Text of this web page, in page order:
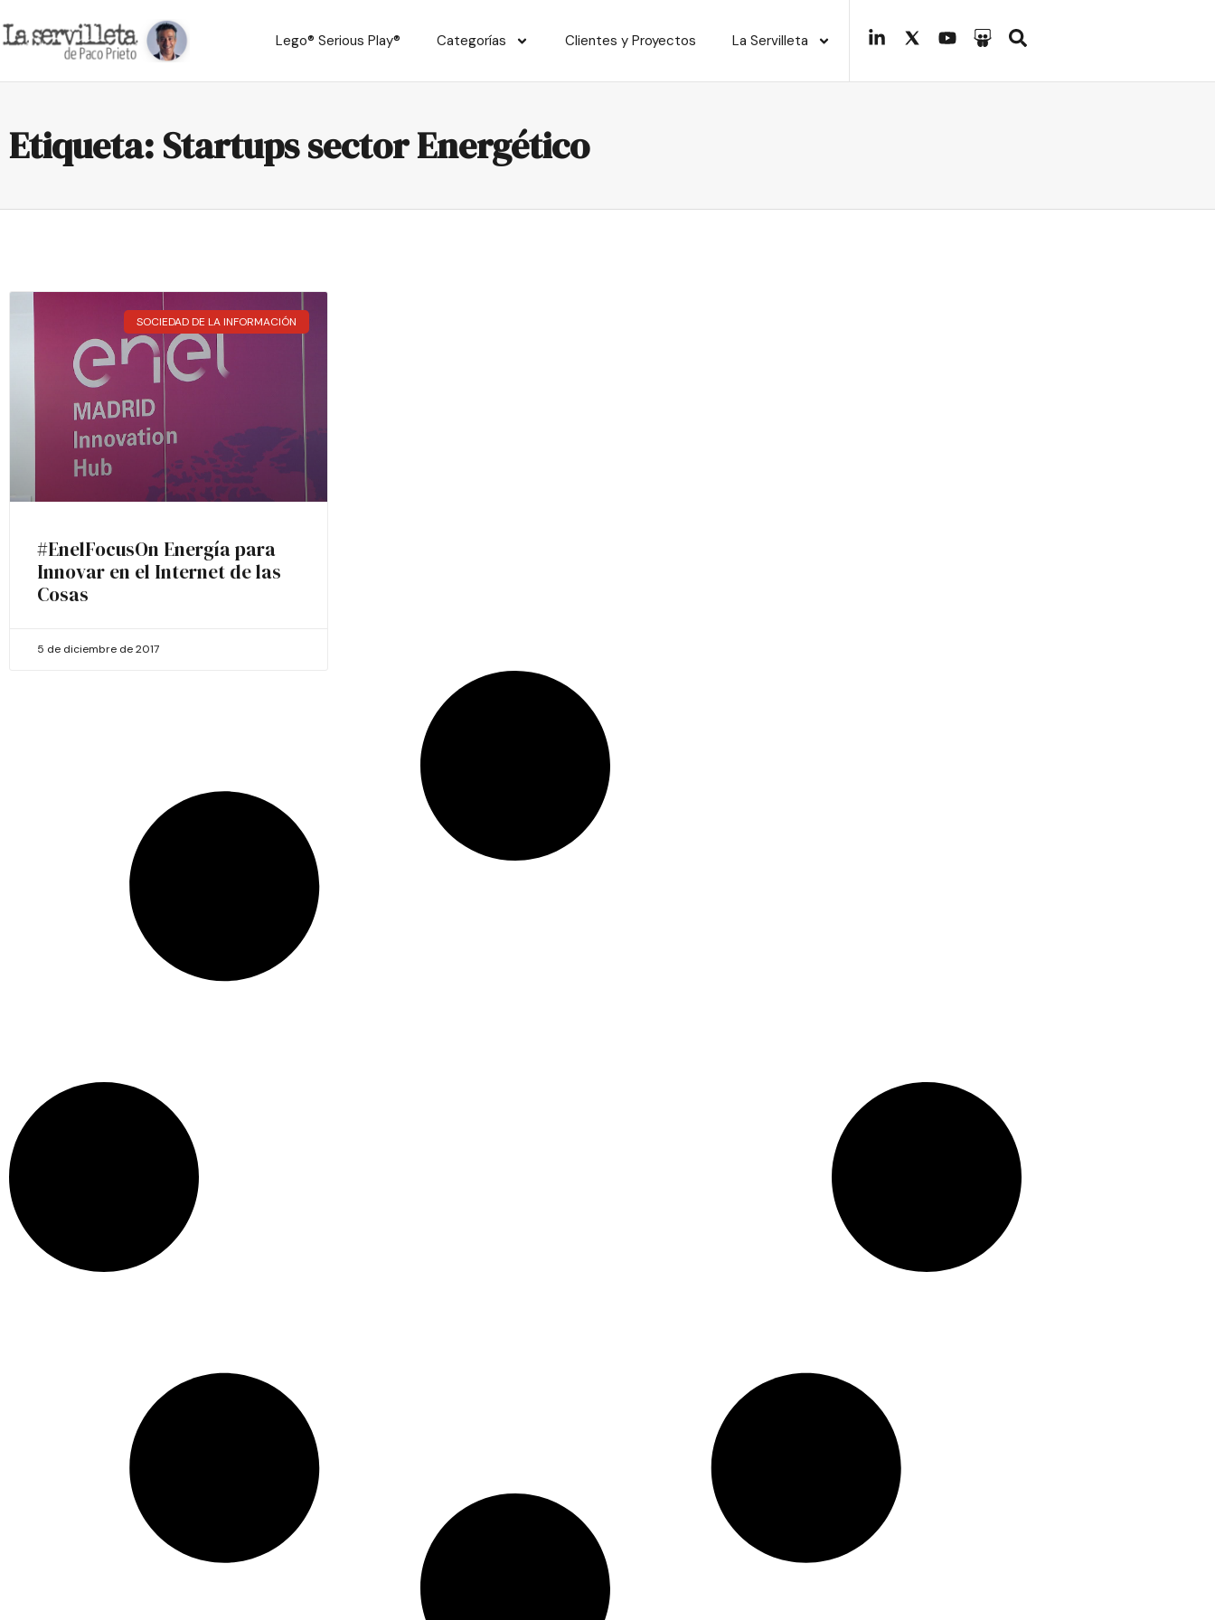
Lego® Serious Play® Categorías Clientes y Proyectos La Servilleta
Etiqueta: Startups sector Energético
SOCIEDAD DE LA INFORMACIÓN
#EnelFocusOn Energía para
Innovar en el Internet de las
Cosas
5 de diciembre de 2017